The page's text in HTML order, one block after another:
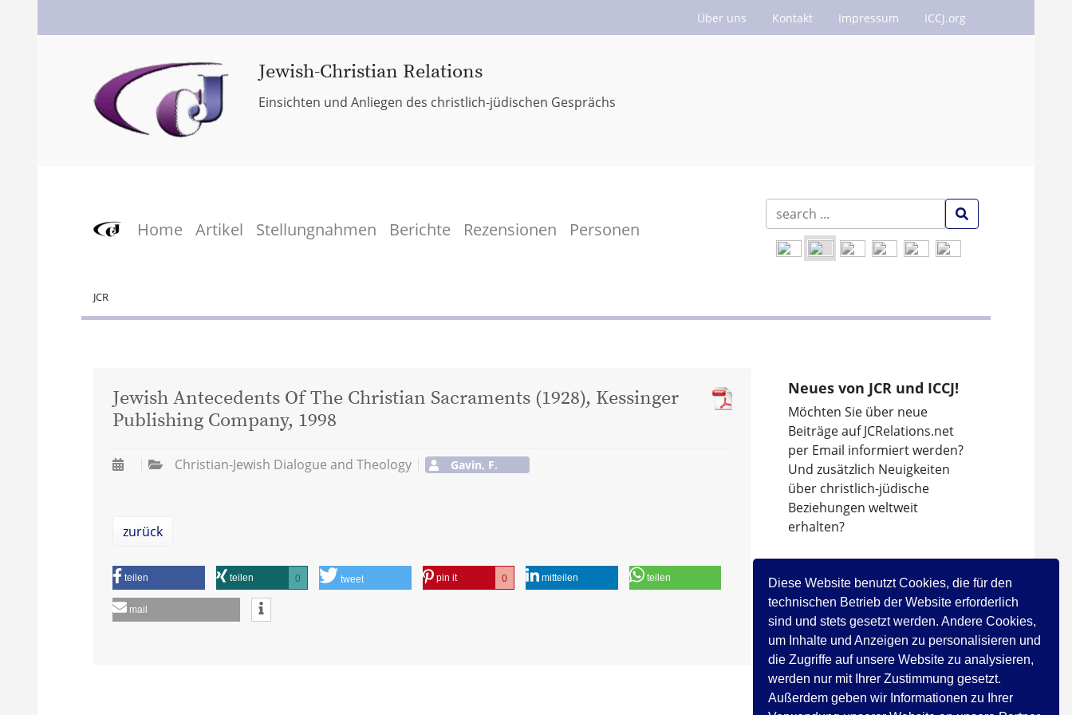
Diese Website benutzt Cookies, die für den
technischen Betrieb der Website erforderlich
sind und stets gesetzt werden. Andere Cookies,
um Inhalte und Anzeigen zu personalisieren und
die Zugriffe auf unsere Website zu analysieren,
werden nur mit Ihrer Zustimmung gesetzt.
Außerdem geben wir Informationen zu Ihrer
Über uns Kontakt Impressum ICCJ.org
Jewish-Christian Relations
Einsichten und Anliegen des christlich-jüdischen Gesprächs
Home Artikel Stellungnahmen Berichte Rezensionen Personen
JCR
Neues von JCR und ICCJ!
Möchten Sie über neue
Beiträge auf JCRelations.net
per Email informiert werden?
Und zusätzlich Neuigkeiten
über christlich-jüdische
Beziehungen weltweit
erhalten?
Dann abonnieren Sie den
Newsletter des
Internationalen Rates der
Christen und Juden!
Jetzt registrieren!
Jewish Antecedents Of The Christian Sacraments (1928), Kessinger
Publishing Company, 1998
Christian-Jewish Dialogue and Theology Gavin, F.
zurück
teilen teilen 0 tweet pin it 0 mitteilen teilen
mail